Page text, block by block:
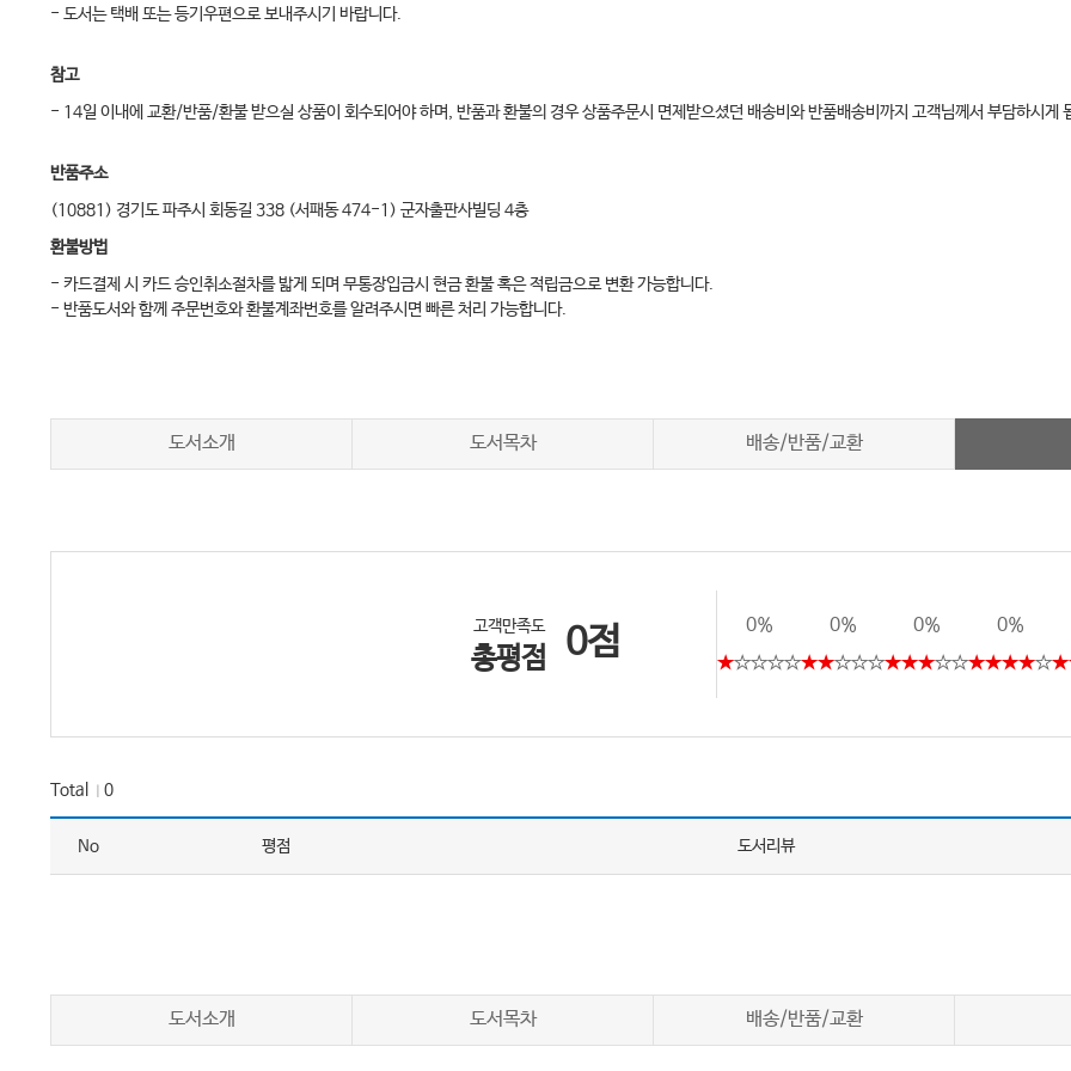
- 도서는 택배 또는 등기우편으로 보내주시기 바랍니다.
참고
- 14일 이내에 교환/반품/환불 받으실 상품이 회수되어야 하며, 반품과 환불의 경우 상품주문시 면제받으셨던 배송비와 반품배송비까지 고객님께서 부담하시게
반품주소
(10881) 경기도 파주시 회동길 338 (서패동 474-1) 군자출판사빌딩 4층
환불방법
- 카드결제 시 카드 승인취소절차를 밟게 되며 무통장입금시 현금 환불 혹은 적립금으로 변환 가능합니다.
- 반품도서와 함께 주문번호와 환불계좌번호를 알려주시면 빠른 처리 가능합니다.
도서소개 도서목차 배송/반품/교환
고객만족도
총평점 0점
0%
★☆☆☆☆
0%
★★☆☆☆
0%
★★★☆☆
0%
★★★★☆
Total 0
No 평점 도서리뷰
도서소개 도서목차 배송/반품/교환